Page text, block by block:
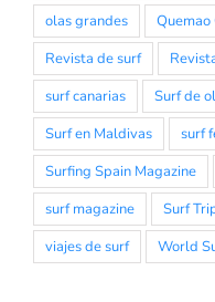
olas grandes
Quemao
Revista de surf
surf canarias
Surf de
Surf en Maldivas
surf
Surfing Spain Magazine
surf magazine
Surf
viajes de surf
World